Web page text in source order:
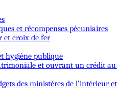
et récompenses pécuniaires
et croix de fer
hygiène publique
et ouvrant un crédit
des ministères de l’intérieur